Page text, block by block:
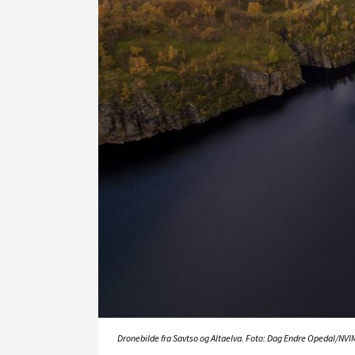
Dronebilde fra Savtso og Altaelva. Foto: Dag Endre Opedal/